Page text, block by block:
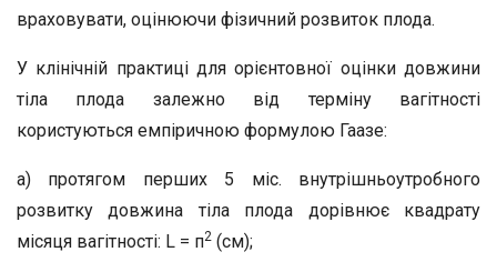
враховувати, оцінюючи фізичний розвиток плода.
У клінічній практиці для орієнтовної оцінки довжини
тіла плода залежно від терміну вагітності
користуються емпіричною формулою Гаазе:
а) протягом перших 5 міс. внутрішньоутробного
розвитку довжина тіла плода дорівнює квадрату
місяця вагітності: L = п2 (см);